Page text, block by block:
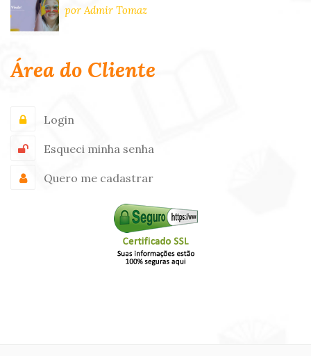
por Admir Tomaz
Área do Cliente
Login
Esqueci minha senha
Quero me cadastrar